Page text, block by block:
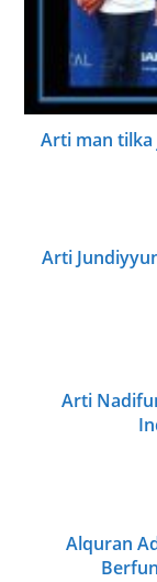
Arti man tilka
Arti
Arti
Alquran